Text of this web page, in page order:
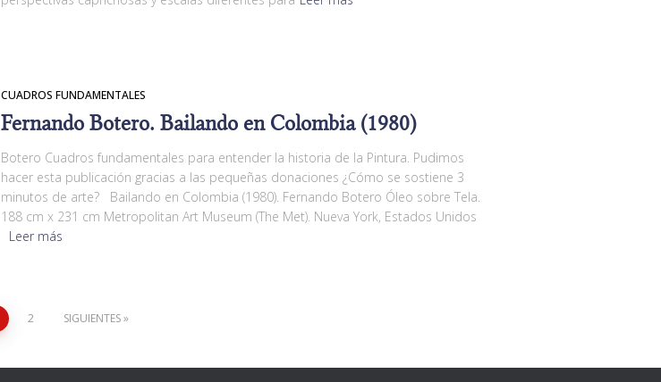
CUADROS FUNDAMENTALES
Fernando Botero. Bailando en Colombia (1980)
Botero Cuadros fundamentales para entender la historia de la Pintura. Pudimos
hacer esta publicación gracias a las pequeñas donaciones ¿Cómo se sostiene 3
minutos de arte? Bailando en Colombia (1980). Fernando Botero Óleo sobre Tela.
188 cm x 231 cm Metropolitan Art Museum (The Met). Nueva York, Estados Unidos
Leer más
2 SIGUIENTES